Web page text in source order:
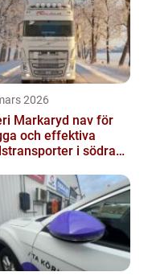
2026
nav för
och effektiva
i södra